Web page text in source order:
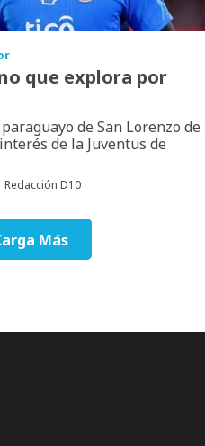
que explora por
de San Lorenzo de
de la Juventus de
Redacción D10
Más